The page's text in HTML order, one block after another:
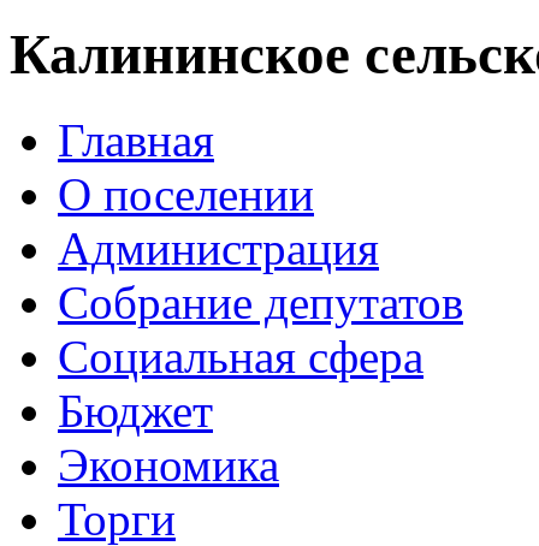
Калининское
Главная
О поселении
Администрация
Собрание депутатов
Социальная сфера
Бюджет
Экономика
Торги